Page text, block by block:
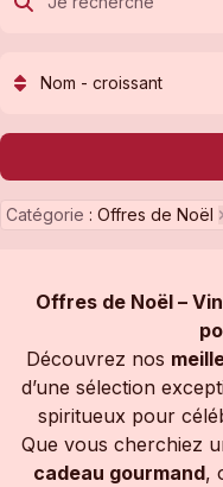
Nom - croissant
Catégorie : Offres de Noël
Offres de Noël –
Découvrez nos
d’une sélection
spiritueux pour
Que vous cherchiez
cadeau gourmand,